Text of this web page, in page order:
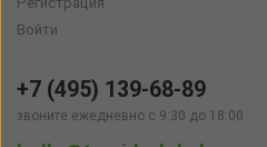
Войти
+7 (495) 139-68-89
звоните ежедневно с 9:30 до 18:00